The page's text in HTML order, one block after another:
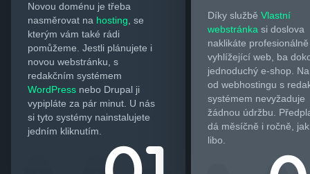
Novou doménu je třeba
nasměrovat na hosting , se
kterým vám také rádi
pomůžeme. Jestli plánujete i
novou webstránku, s
redakčním systémem
WordPress nebo Drupal ji
vypipláte za pár minut. U nás
si tyto systémy nainstalujete
jedním kliknutím.
Díky službě Vlastní
webstránka si doslova
naklikáte profesionálně
vyhlížející web, ba
jednoduchý e-shop.
od webhostingu s
systémem nevyžaduje
žádnou údržbu.
dá měsíčně i ročně,
libo.